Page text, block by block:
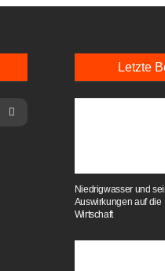
Letzte
Niedrigwasser und
Auswirkungen auf die
Wirtschaft